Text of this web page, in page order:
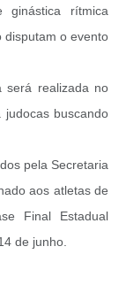
ginástica rítmica
disputam o evento
será realizada no
buscando
pela Secretaria
aos atletas de
Final Estadual
de junho.